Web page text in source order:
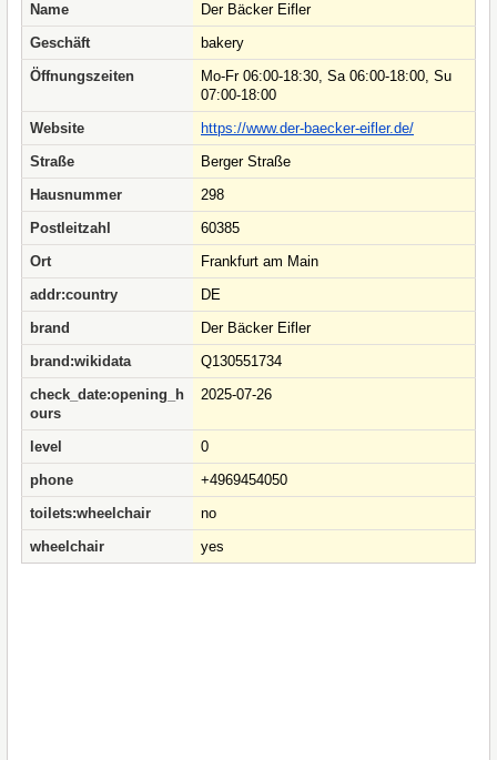
Name
Der Bäcker Eifler
Geschäft
bakery
Öffnungszeiten
Mo-Fr 06:00-18:30, Sa 06:00-18:00, Su
07:00-18:00
Website
https://www.der-baecker-eifler.de/
Straße
Berger Straße
Hausnummer
298
Postleitzahl
60385
Ort
Frankfurt am Main
addr:country
DE
brand
Der Bäcker Eifler
brand:wikidata
Q130551734
check_date:opening_h
ours
2025-07-26
level
0
phone
+4969454050
toilets:wheelchair
no
wheelchair
yes